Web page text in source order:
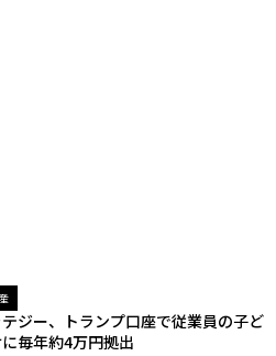
ジー、トランプ口座で従業員の子ど
毎年約4万円拠出